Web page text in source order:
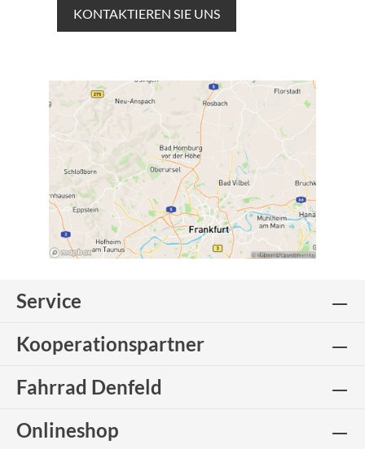
KONTAKTIEREN SIE UNS
Service
Kooperationspartner
Fahrrad Denfeld
Onlineshop